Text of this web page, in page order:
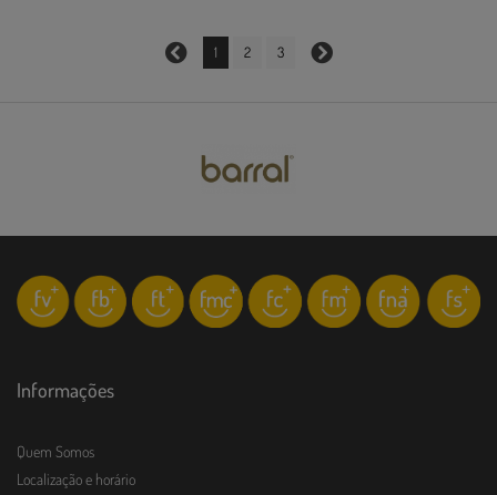
1 2 3
Informações
Quem Somos
Localização e horário